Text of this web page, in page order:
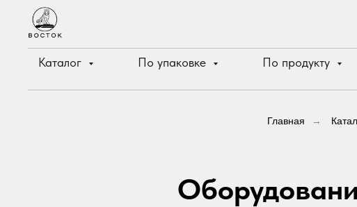
Каталог По упаковке По продукту
Главная →